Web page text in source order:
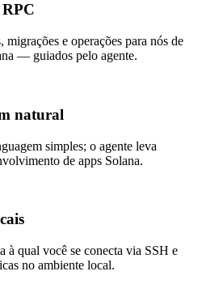
e operações para nós de
— guiados pelo agente.
natural
simples; o agente leva
de apps Solana.
à qual você se conecta via SSH e
no ambiente local.